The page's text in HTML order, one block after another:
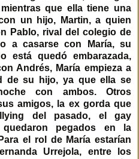
que ella tiene una
un hijo, Martin, a quien
Pablo, rival del colegio de
a casarse con María, su
está quedó embarazada,
Andrés, María empieza a
de su hijo, ya que ella se
con ambos. Otros
amigos, la ex gorda que
del pasado, el gay
pegados en la
el rol de María estarían
Urrejola, entre los